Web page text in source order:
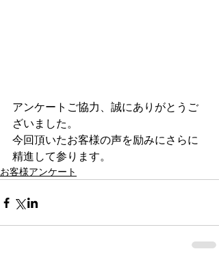
アンケートご協力、誠にありがとうご
ざいました。
今回頂いたお客様の声を励みにさらに
精進して参ります。
お客様アンケート